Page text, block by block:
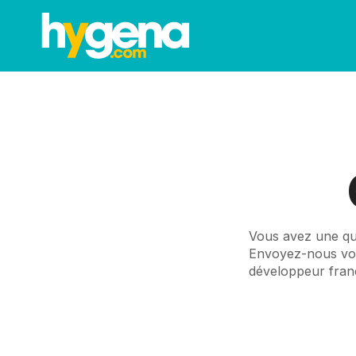
Vous avez une
Envoyez-nous
développeur